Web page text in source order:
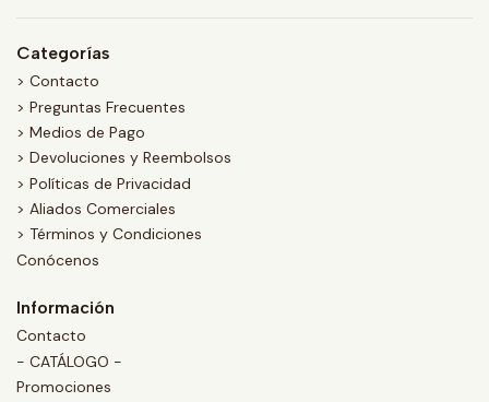
Categorías
> Contacto
> Preguntas Frecuentes
> Medios de Pago
> Devoluciones y Reembolsos
> Políticas de Privacidad
> Aliados Comerciales
> Términos y Condiciones
Conócenos
Información
Contacto
- CATÁLOGO -
Promociones